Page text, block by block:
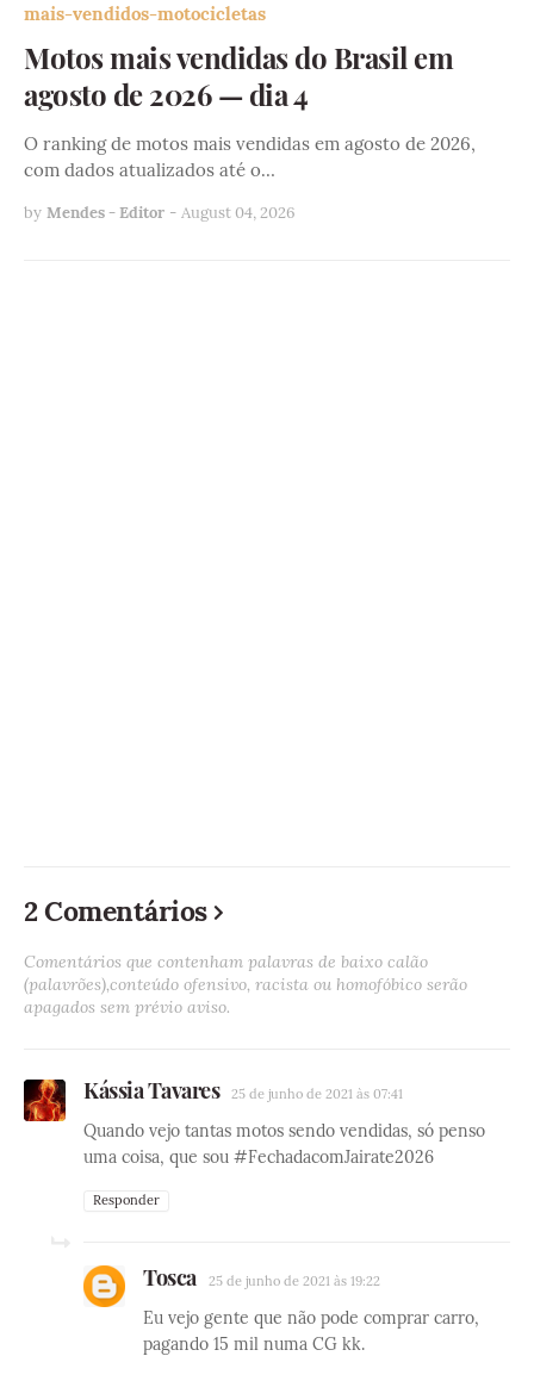
mais-vendidos-motocicletas
Motos mais vendidas do Brasil em
agosto de 2026 — dia 4
O ranking de motos mais vendidas em agosto de 2026,
com dados atualizados até o…
by Mendes - Editor - August 04, 2026
2 Comentários
Comentários que contenham palavras de baixo calão
(palavrões),conteúdo ofensivo, racista ou homofóbico serão
apagados sem prévio aviso.
Kássia Tavares 25 de junho de 2021 às 07:41
Quando vejo tantas motos sendo vendidas, só penso
uma coisa, que sou #FechadacomJairate2026
Responder
Tosca 25 de junho de 2021 às 19:22
Eu vejo gente que não pode comprar carro,
pagando 15 mil numa CG kk.